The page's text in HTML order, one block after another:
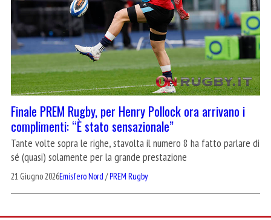
Finale PREM Rugby, per Henry Pollock ora arrivano i
complimenti: “È stato sensazionale”
Tante volte sopra le righe, stavolta il numero 8 ha fatto parlare di
sé (quasi) solamente per la grande prestazione
21 Giugno 2026Emisfero Nord /PREM Rugby